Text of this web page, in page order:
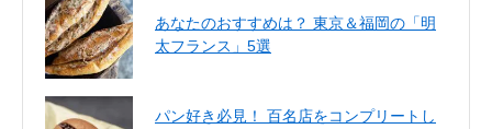
あなたのおすすめは？ 東京＆福岡の「明
太フランス」5選
パン好き必見！ 百名店をコンプリートし